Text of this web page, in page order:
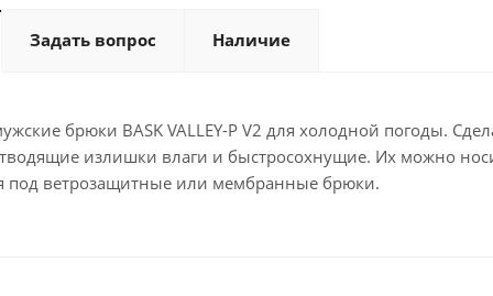
Задать вопрос Наличие
брюки BASK VALLEY-P V2 для холодной погоды.
излишки влаги и быстросохнущие. Их можно
под ветрозащитные или мембранные брюки.